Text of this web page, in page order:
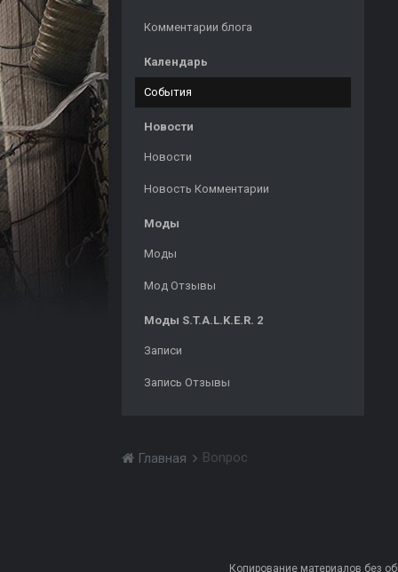
Комментарии блога
Календарь
События
Новости
Новости
Новость Комментарии
Моды
Моды
Мод Отзывы
Моды S.T.A.L.K.E.R. 2
Записи
Запись Отзывы
Главная Bonpoc
Копирование материалов без